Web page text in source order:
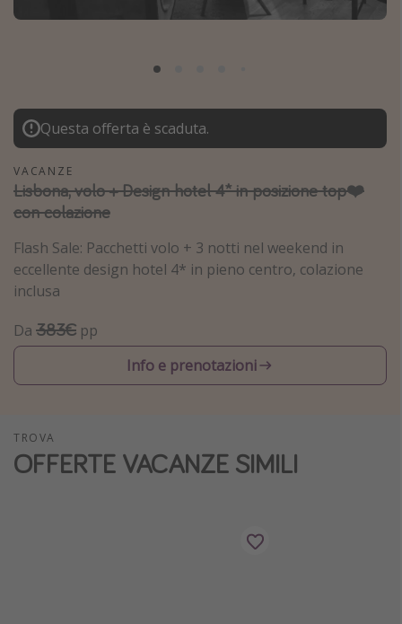
Grecia
Tunisia
Malta
Canarie
Capo Verde
Tipo di vacanza
Vacanze last minute
Vacanze estate 2026
Vacanze di Pasqua 2026
Vacanze al mare
Questa offerta è scaduta.
VACANZE
Lisbona, volo + Design hotel 4* in posizione top❤️
con colazione
Flash Sale: Pacchetti volo + 3 notti nel weekend in
eccellente design hotel 4* in pieno centro, colazione
inclusa
Da 383€ pp
Info e prenotazioni
TROVA
OFFERTE VACANZE SIMILI